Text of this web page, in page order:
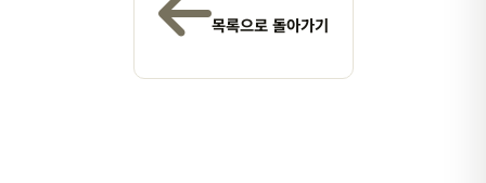
목록으로 돌아가기